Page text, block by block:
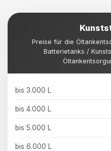
Preise für die
Batterietanks /
bis 3.000 L
bis 4.000 L
bis 5.000 L
bis 6.000 L